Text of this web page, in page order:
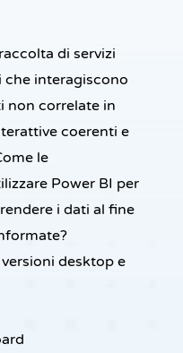
di servizi
interagiscono
non correlate in
coerenti e
le
Power BI per
i dati al fine
desktop e